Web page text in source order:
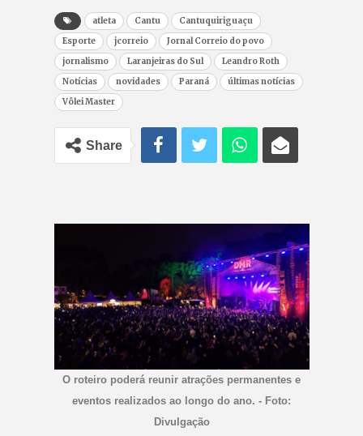
atleta Cantu
Cantuquiriguaçu
Esporte
jcorreio
Jornal Correio do povo
jornalismo
Laranjeiras do Sul
Leandro Roth
Notícias
novidades Paraná
últimas notícias
Vôlei Master
Share
O roteiro poderá reunir atrações permanentes e
eventos realizados ao longo do ano. - Foto:
Divulgação